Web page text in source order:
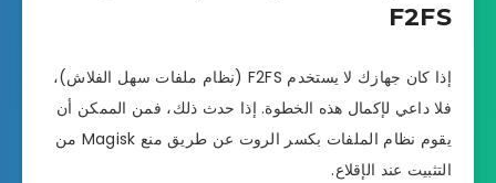
F2FS
إذا كان جهازك لا يستخدم F2FS (نظام ملفات سهل الفلاش)،
فلا داعي لإكمال هذه الخطوة. إذا حدث ذلك، فمن الممكن أن
يقوم نظام الملفات بكسر الروت عن طريق منع Magisk من
التثبيت عند الإقلاع.